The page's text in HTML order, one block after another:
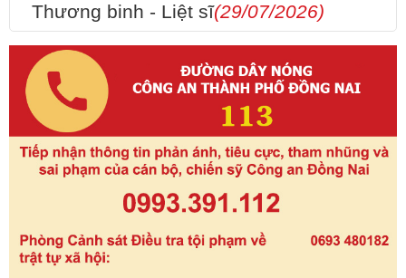
Thương binh - Liệt sĩ(29/07/2026)